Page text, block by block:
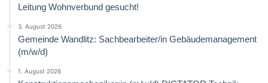
Leitung Wohnverbund gesucht!
3. August 2026
Gemeinde Wandlitz: Sachbearbeiter/in Gebäudemanagement
(m/w/d)
1. August 2026